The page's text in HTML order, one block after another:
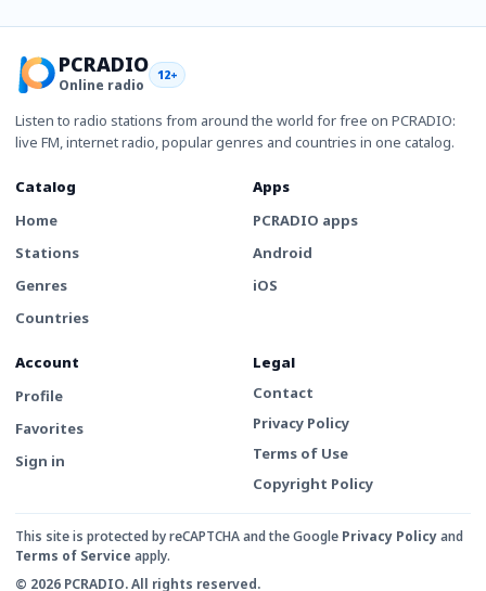
PCRADIO
Online radio
12+
Listen to radio stations from around the world for free on PCRADIO:
live FM, internet radio, popular genres and countries in one catalog.
Catalog
Home
Stations
Genres
Countries
Apps
PCRADIO apps
Android
iOS
Account
Profile
Favorites
Sign in
Legal
Contact
Privacy Policy
Terms of Use
Copyright Policy
This site is protected by reCAPTCHA and the Google Privacy Policyand
Terms of Service apply.
© 2026 PCRADIO. All rights reserved.